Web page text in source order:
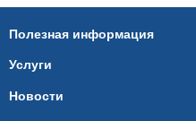
Полезная информация
Услуги
Новости